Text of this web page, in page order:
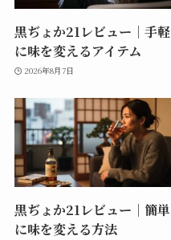
黒ぢょか21レビュー｜手軽
に味を変えるアイテム
2026年8月7日
黒ぢょか21レビュー｜簡単
に味を変える方法